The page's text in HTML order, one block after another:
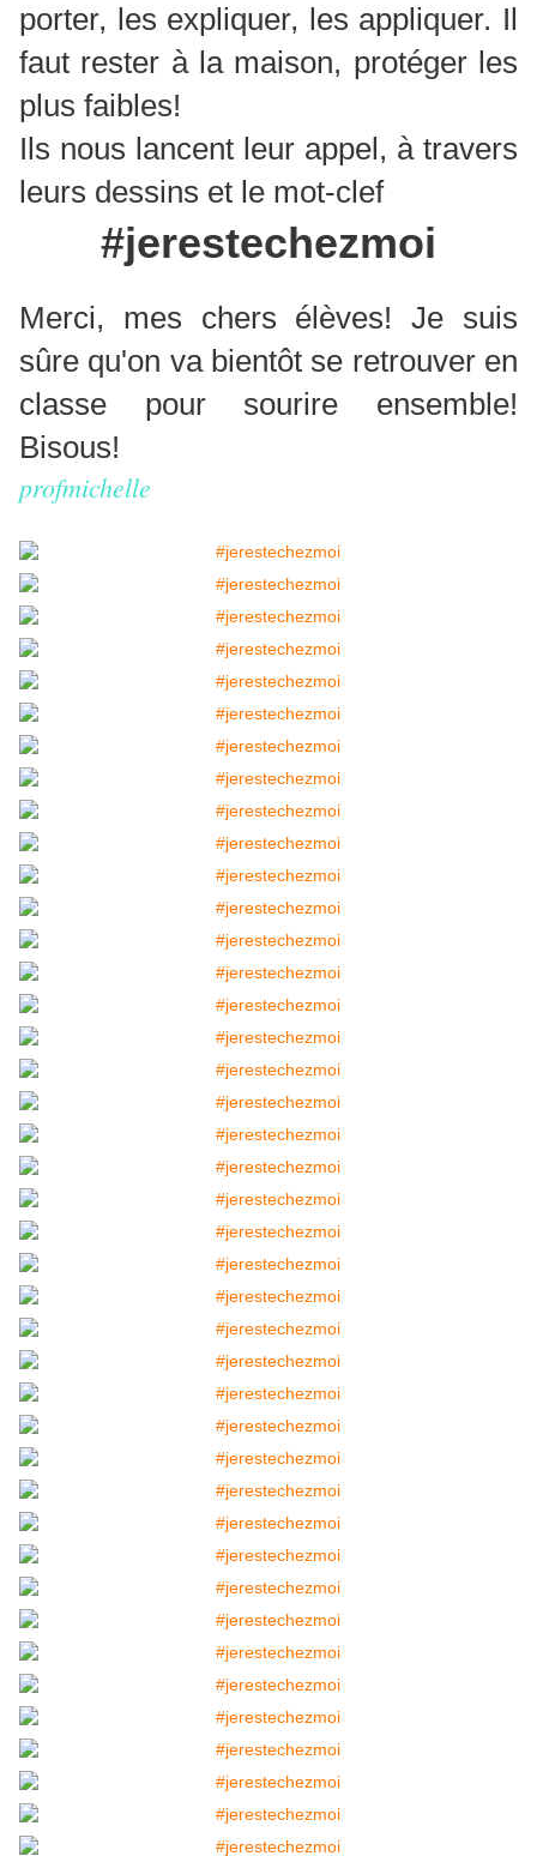
porter, les expliquer, les appliquer. Il
faut rester à la maison, protéger les
plus faibles!
Ils nous lancent leur appel, à travers
leurs dessins et le mot-clef
#jerestechezmoi
Merci, mes chers élèves! Je suis
sûre qu'on va bientôt se retrouver en
classe pour sourire ensemble!
Bisous!
profmichelle